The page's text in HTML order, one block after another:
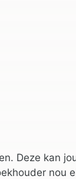
Deze kan
nou